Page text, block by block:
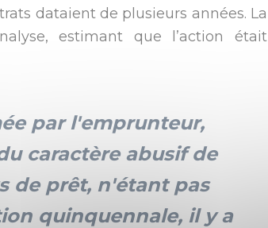
dataient de plusieurs années. La
estimant que l’action était
par l'emprunteur,
caractère abusif de
de prêt, n'étant pas
quinquennale, il y a